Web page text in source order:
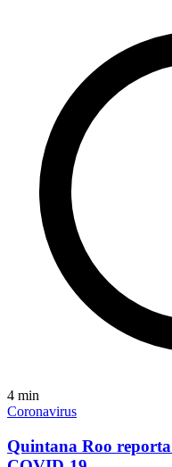
4 min
Coronavirus
Quintana Roo reporta